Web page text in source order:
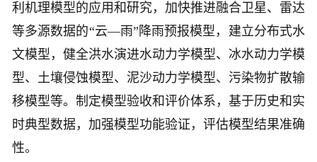
利机理模型的应用和研究，加快推进融合卫星、雷达
等多源数据的“云—雨”降雨预报模型，建立分布式水
文模型，健全洪水演进水动力学模型、冰水动力学模
型、土壤侵蚀模型、泥沙动力学模型、污染物扩散输
移模型等。制定模型验收和评价体系，基于历史和实
时典型数据，加强模型功能验证，评估模型结果准确
性。